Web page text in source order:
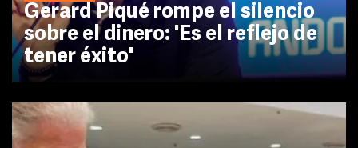
Gerard Piqué rompe el silencio
sobre el dinero: 'Es el reflejo de
tener éxito'